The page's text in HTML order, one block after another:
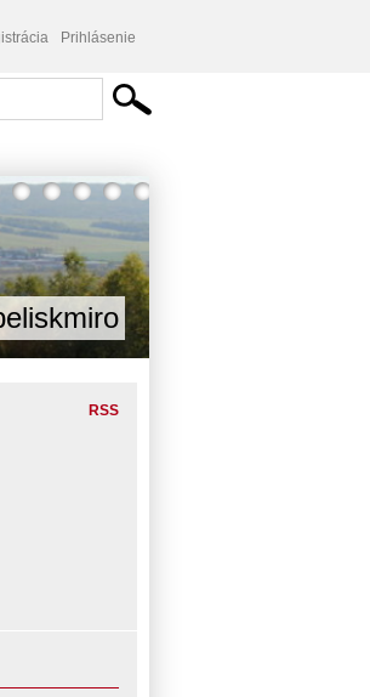
Prihlásenie
RSS